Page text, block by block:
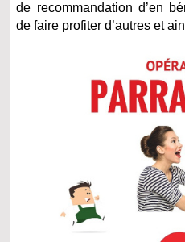
de recommandation d’en
de faire profiter d’autres et